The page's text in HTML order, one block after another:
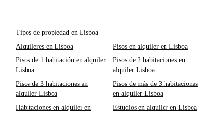
Tipos de propiedad en Lisboa
Alquileres en Lisboa
Pisos en alquiler en Lisboa
Pisos de 1 habitación en alquiler
Lisboa
Pisos de 2 habitaciones en
alquiler Lisboa
Pisos de 3 habitaciones en
alquiler Lisboa
Pisos de más de 3 habitaciones
en alquiler Lisboa
Habitaciones en alquiler en
Estudios en alquiler en Lisboa